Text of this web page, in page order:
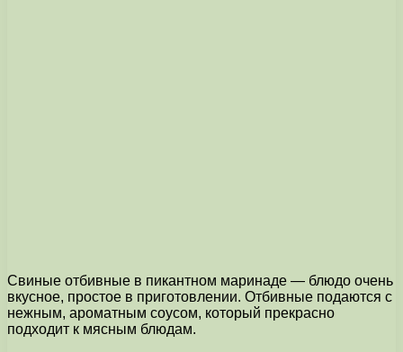
Свиные отбивные в пикантном маринаде — блюдо очень
вкусное, простое в приготовлении. Отбивные подаются с
нежным, ароматным соусом, который прекрасно
подходит к мясным блюдам.